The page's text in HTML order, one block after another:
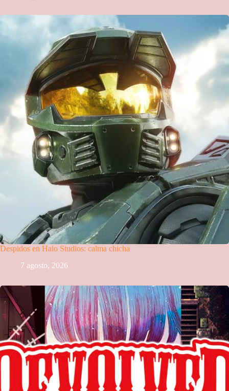
Despidos en Halo Studios: calma chicha
7 agosto, 2026